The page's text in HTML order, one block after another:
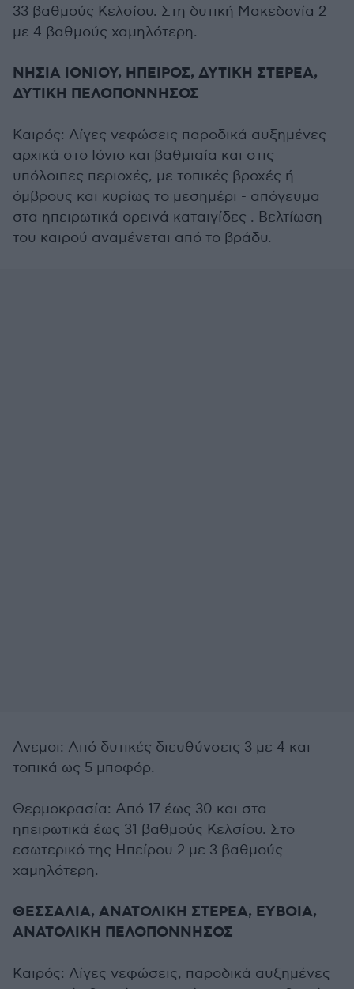
33 βαθμούς Κελσίου. Στη δυτική Μακεδονία 2
με 4 βαθμούς χαμηλότερη.
ΝΗΣΙΑ ΙΟΝΙΟΥ, ΗΠΕΙΡΟΣ, ΔΥΤΙΚΗ ΣΤΕΡΕΑ,
ΔΥΤΙΚΗ ΠΕΛΟΠΟΝΝΗΣΟΣ
Καιρός: Λίγες νεφώσεις παροδικά αυξημένες
αρχικά στο Ιόνιο και βαθμιαία και στις
υπόλοιπες περιοχές, με τοπικές βροχές ή
όμβρους και κυρίως το μεσημέρι - απόγευμα
στα ηπειρωτικά ορεινά καταιγίδες . Βελτίωση
του καιρού αναμένεται από το βράδυ.
Ανεμοι: Από δυτικές διευθύνσεις 3 με 4 και
τοπικά ως 5 μποφόρ.
Θερμοκρασία: Από 17 έως 30 και στα
ηπειρωτικά έως 31 βαθμούς Κελσίου. Στο
εσωτερικό της Ηπείρου 2 με 3 βαθμούς
χαμηλότερη.
ΘΕΣΣΑΛΙΑ, ΑΝΑΤΟΛΙΚΗ ΣΤΕΡΕΑ, ΕΥΒΟΙΑ,
ΑΝΑΤΟΛΙΚΗ ΠΕΛΟΠΟΝΝΗΣΟΣ
Καιρός: Λίγες νεφώσεις, παροδικά αυξημένες